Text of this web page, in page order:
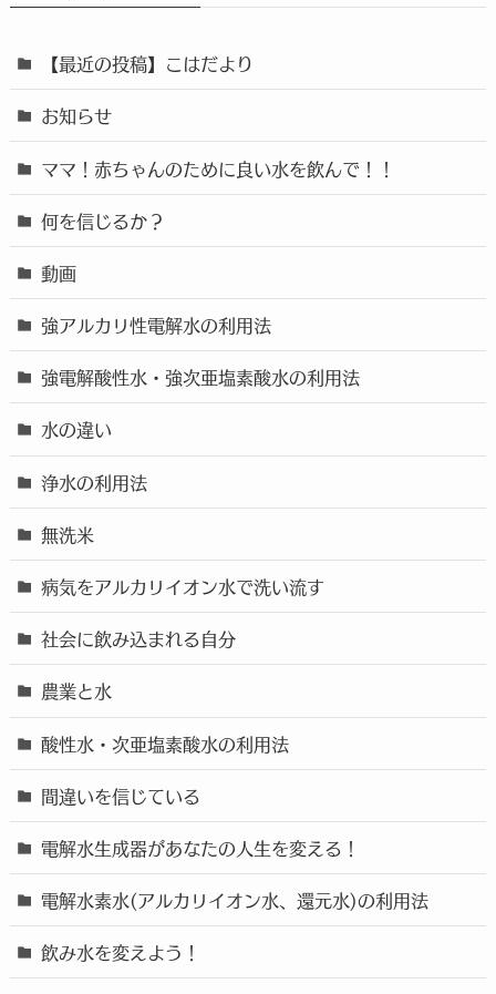
【最近の投稿】こはだより
お知らせ
ママ！赤ちゃんのために良い水を飲んで！！
何を信じるか？
動画
強アルカリ性電解水の利用法
強電解酸性水・強次亜塩素酸水の利用法
水の違い
浄水の利用法
無洗米
病気をアルカリイオン水で洗い流す
社会に飲み込まれる自分
農業と水
酸性水・次亜塩素酸水の利用法
間違いを信じている
電解水生成器があなたの人生を変える！
電解水素水(アルカリイオン水、還元水)の利用法
飲み水を変えよう！